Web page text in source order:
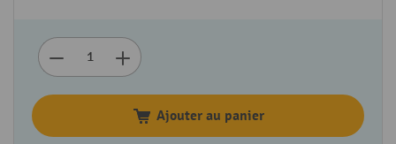
Ajouter au panier